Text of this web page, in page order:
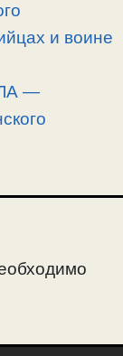
и воине
—